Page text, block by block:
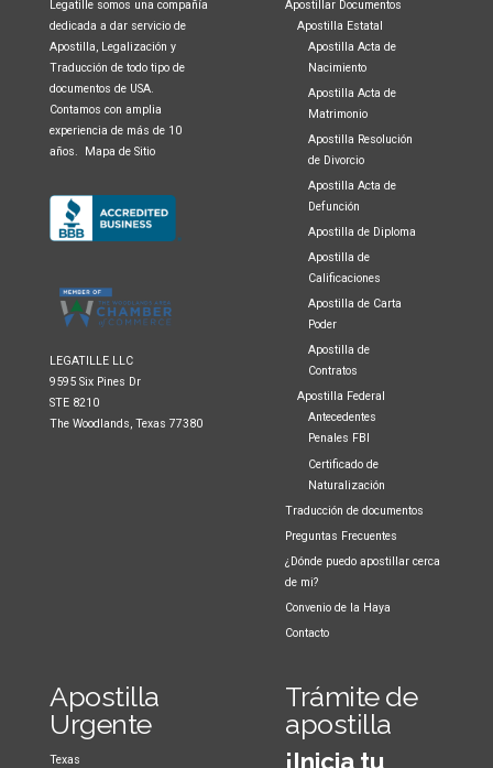
Legatille somos una compañía
dedicada a dar servicio de
Apostilla, Legalización y
Traducción de todo tipo de
documentos de USA.
Contamos con amplia
experiencia de más de 10
años.
Mapa de Sitio
LEGATILLE LLC
9595 Six Pines Dr
STE 8210
The Woodlands, Texas 77380
Apostillar Documentos
Apostilla Estatal
Apostilla Acta de
Nacimiento
Apostilla Acta de
Matrimonio
Apostilla Resolución
de Divorcio
Apostilla Acta de
Defunción
Apostilla de Diploma
Apostilla de
Calificaciones
Apostilla de Carta
Poder
Apostilla de
Contratos
Apostilla Federal
Antecedentes
Penales FBI
Certificado de
Naturalización
Traducción de documentos
Preguntas Frecuentes
¿Dónde puedo apostillar cerca
de mi?
Convenio de la Haya
Contacto
Apostilla
Urgente
Texas
Trámite de
apostilla
¡Inicia tu